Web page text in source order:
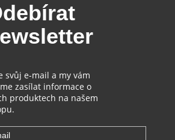
svůj e-mail a my vám
zasílat informace o
produktech na našem